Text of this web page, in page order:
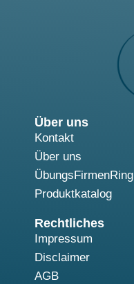
Über uns
Kontakt
Über uns
ÜbungsFirmenRing
Produktkatalog
Rechtliches
Impressum
Disclaimer
AGB